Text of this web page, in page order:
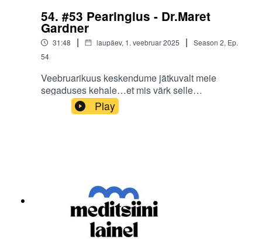
54. #53 Pearinglus - Dr.Maret
Gardner
31:48 | laupäev, 1. veebruar 2025 | Season 2, Ep.
54
Veebruarikuus keskendume jätkuvalt meie
segaduses kehale…et mis värk selle
pearinglusega siis on? 🧐Kuula meie vestlust
dr.Maret Gardneriga 🎧🎙️Selle osa aitab Sulle
Play